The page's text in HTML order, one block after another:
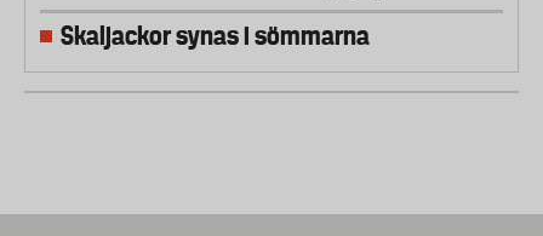
Skaljackor synas i sömmarna